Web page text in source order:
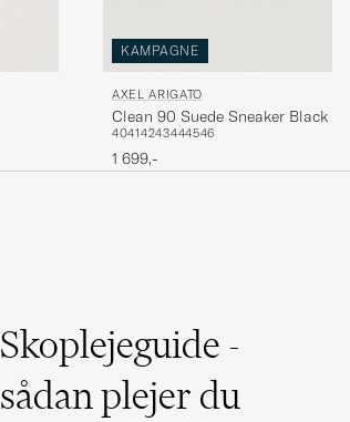
KAMPAGNE
AXEL ARIGATO
Clean 90 Suede Sneaker Black
40414243444546
1 699,-
Skoplejeguide -
sådan plejer du